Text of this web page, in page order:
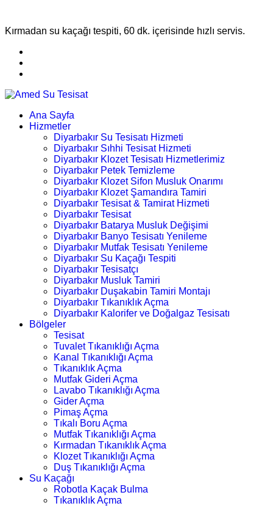
Kırmadan su kaçağı tespiti, 60 dk. içerisinde hızlı servis.
Ana Sayfa
Hizmetler
Diyarbakır Su Tesisatı Hizmeti
Diyarbakır Sıhhi Tesisat Hizmeti
Diyarbakır Klozet Tesisatı Hizmetlerimiz
Diyarbakır Petek Temizleme
Diyarbakır Klozet Sifon Musluk Onarımı
Diyarbakır Klozet Şamandıra Tamiri
Diyarbakır Tesisat & Tamirat Hizmeti
Diyarbakır Tesisat
Diyarbakır Batarya Musluk Değişimi
Diyarbakır Banyo Tesisatı Yenileme
Diyarbakır Mutfak Tesisatı Yenileme
Diyarbakır Su Kaçağı Tespiti
Diyarbakır Tesisatçı
Diyarbakır Musluk Tamiri
Diyarbakır Duşakabin Tamiri Montajı
Diyarbakır Tıkanıklık Açma
Diyarbakır Kalorifer ve Doğalgaz Tesisatı
Bölgeler
Tesisat
Tuvalet Tıkanıklığı Açma
Kanal Tıkanıklığı Açma
Tıkanıklık Açma
Mutfak Gideri Açma
Lavabo Tıkanıklığı Açma
Gider Açma
Pimaş Açma
Tıkalı Boru Açma
Mutfak Tıkanıklığı Açma
Kırmadan Tıkanıklık Açma
Klozet Tıkanıklığı Açma
Duş Tıkanıklığı Açma
Su Kaçağı
Robotla Kaçak Bulma
Tıkanıklık Açma